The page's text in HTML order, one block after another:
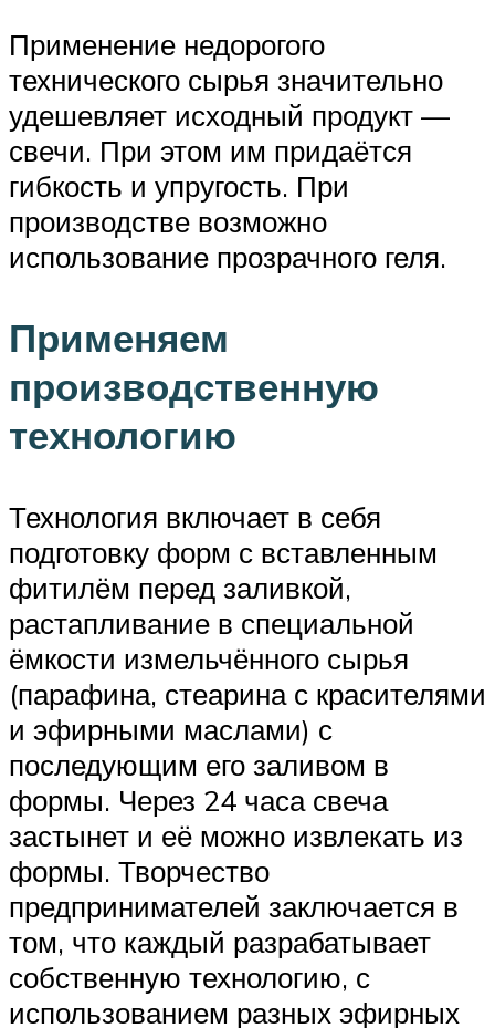
Применение недорогого
технического сырья значительно
удешевляет исходный продукт —
свечи. При этом им придаётся
гибкость и упругость. При
производстве возможно
использование прозрачного геля.
Применяем
производственную
технологию
Технология включает в себя
подготовку форм с вставленным
фитилём перед заливкой,
растапливание в специальной
ёмкости измельчённого сырья
(парафина, стеарина с красителями
и эфирными маслами) с
последующим его заливом в
формы. Через 24 часа свеча
застынет и её можно извлекать из
формы. Творчество
предпринимателей заключается в
том, что каждый разрабатывает
собственную технологию, с
использованием разных эфирных